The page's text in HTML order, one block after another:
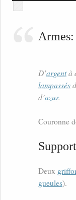
Armes:
D’argentà
lampassés
d’azur.
Couronne
Deux
gueules).